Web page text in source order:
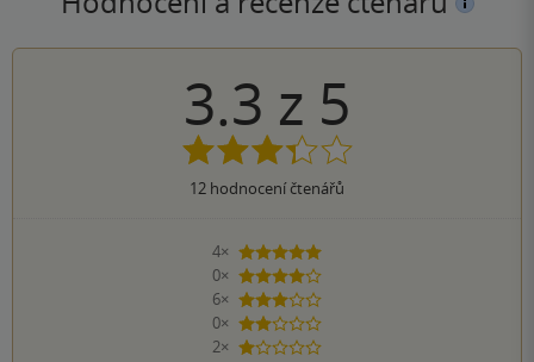
3.3 z 5
12 hodnocení čtenářů
4×
5 hvězdiček
0×
4 hvězdičky
6×
3 hvězdičky
0×
2 hvězdičky
2×
1 hvezdička